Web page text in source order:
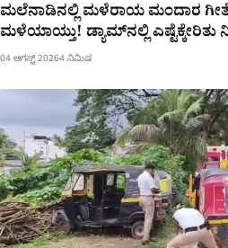
ಮಲೆನಾಡಿನಲ್ಲಿ ಮಳೆರಾಯ ಮಂದಾರ
ಮಳೆಯಾಯ್ತು! ಡ್ಯಾಮ್​ನಲ್ಲಿ
04 ಆಗಸ್ಟ್ 20264 ನಿಮಿಷ